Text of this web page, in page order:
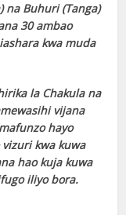
na Buhuri (Tanga)
30 ambao
kwa muda
la Chakula na
vijana
hayo
kwa kuwa
hao kuja kuwa
iliyo bora.